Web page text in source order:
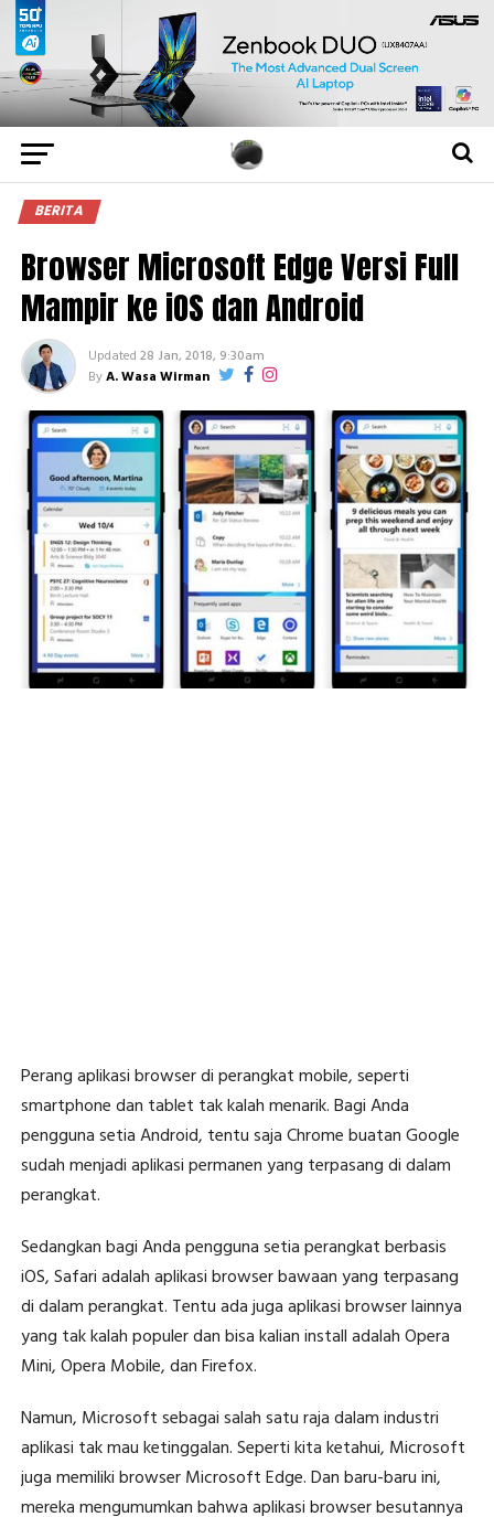
BERITA
Browser Microsoft Edge Versi Full
Mampir ke iOS dan Android
Updated 28 Jan, 2018, 9:30am
ByA. Wasa Wirman
Perang aplikasi browser di perangkat mobile, seperti
smartphone dan tablet tak kalah menarik. Bagi Anda
pengguna setia Android, tentu saja Chrome buatan Google
sudah menjadi aplikasi permanen yang terpasang di dalam
perangkat.
Sedangkan bagi Anda pengguna setia perangkat berbasis
iOS, Safari adalah aplikasi browser bawaan yang terpasang
di dalam perangkat. Tentu ada juga aplikasi browser lainnya
yang tak kalah populer dan bisa kalian install adalah Opera
Mini, Opera Mobile, dan Firefox.
Namun, Microsoft sebagai salah satu raja dalam industri
aplikasi tak mau ketinggalan. Seperti kita ketahui, Microsoft
juga memiliki browser Microsoft Edge. Dan baru-baru ini,
mereka mengumumkan bahwa aplikasi browser besutannya